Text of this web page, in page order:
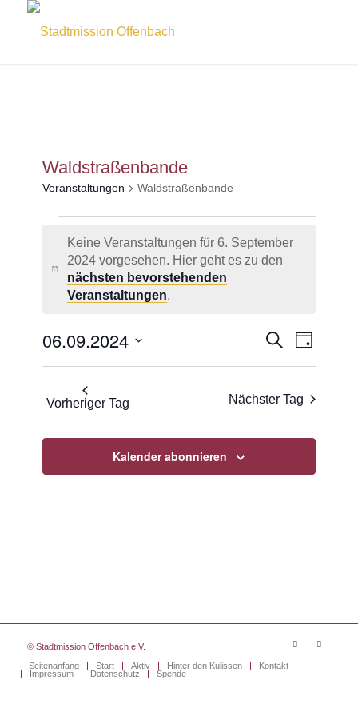
Waldstraßenbande
Veranstaltungen Waldstraßenbande
für
6.
September
Hinweis
Keine Veranstaltungen für 6. September
2024 vorgesehen. Hier geht es zu den
nächsten bevorstehenden
Veranstaltungen.
Suche
Suche
Tag
06.09.2024
Vorheriger Tag Nächster Tag
Kalender abonnieren
© Stadtmission Offenbach e.V.
Seitenanfang
Start Aktiv Hinter den Kulissen
Kontakt
Impressum
Datenschutz Spende